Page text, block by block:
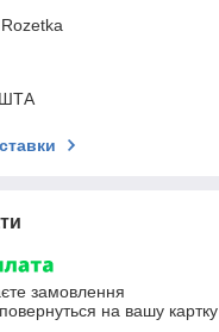
замовлення
на вашу картку